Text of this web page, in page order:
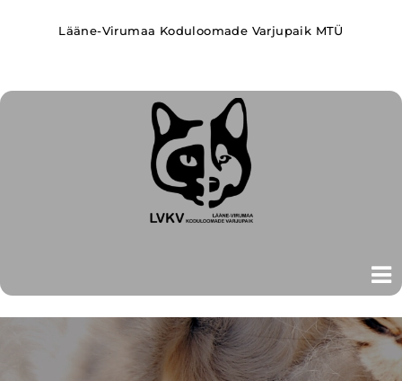
Lääne-Virumaa Koduloomade Varjupaik MTÜ